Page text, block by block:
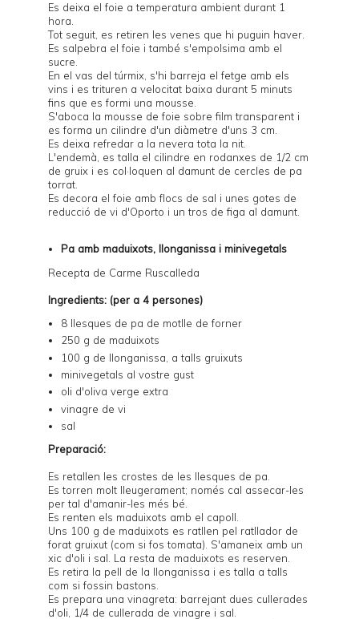
Es deixa el foie a temperatura ambient durant 1
hora.
Tot seguit, es retiren les venes que hi puguin haver.
Es salpebra el foie i també s'empolsima amb el
sucre.
En el vas del túrmix, s'hi barreja el fetge amb els
vins i es trituren a velocitat baixa durant 5 minuts
fins que es formi una mousse.
S'aboca la mousse de foie sobre film transparent i
es forma un cilindre d'un diàmetre d'uns 3 cm.
Es deixa refredar a la nevera tota la nit.
L'endemà, es talla el cilindre en rodanxes de 1/2 cm
de gruix i es col·loquen al damunt de cercles de pa
torrat.
Es decora el foie amb flocs de sal i unes gotes de
reducció de vi d'Oporto i un tros de figa al damunt.
Pa amb maduixots, llonganissa i minivegetals
Recepta de Carme Ruscalleda
Ingredients: (per a 4 persones)
8 llesques de pa de motlle de forner
250 g de maduixots
100 g de llonganissa, a talls gruixuts
minivegetals al vostre gust
oli d'oliva verge extra
vinagre de vi
sal
Preparació:
Es retallen les crostes de les llesques de pa.
Es torren molt lleugerament; només cal assecar-les
per tal d'amanir-les més bé.
Es renten els maduixots amb el capoll.
Uns 100 g de maduixots es ratllen pel ratllador de
forat gruixut (com si fos tomata). S'amaneix amb un
xic d'oli i sal. La resta de maduixots es reserven.
Es retira la pell de la llonganissa i es talla a talls
com si fossin bastons.
Es prepara una vinagreta: barrejant dues cullerades
d'oli, 1/4 de cullerada de vinagre i sal.